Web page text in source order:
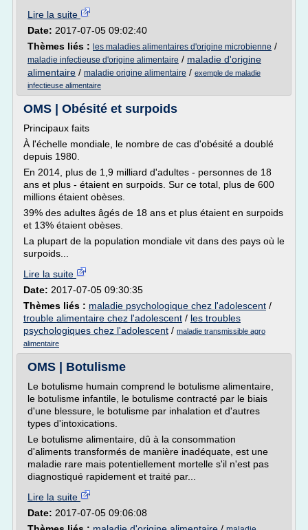
Lire la suite
Date: 2017-07-05 09:02:40
Thèmes liés : les maladies alimentaires d'origine microbienne /
maladie infectieuse d'origine alimentaire / maladie d'origine
alimentaire / maladie origine alimentaire / exemple de maladie
infectieuse alimentaire
OMS | Obésité et surpoids
Principaux faits
À l'échelle mondiale, le nombre de cas d'obésité a doublé
depuis 1980.
En 2014, plus de 1,9 milliard d'adultes - personnes de 18
ans et plus - étaient en surpoids. Sur ce total, plus de 600
millions étaient obèses.
39% des adultes âgés de 18 ans et plus étaient en surpoids
et 13% étaient obèses.
La plupart de la population mondiale vit dans des pays où le
surpoids...
Lire la suite
Date: 2017-07-05 09:30:35
Thèmes liés : maladie psychologique chez l'adolescent /
trouble alimentaire chez l'adolescent / les troubles
psychologiques chez l'adolescent / maladie transmissible agro
alimentaire
OMS | Botulisme
Le botulisme humain comprend le botulisme alimentaire,
le botulisme infantile, le botulisme contracté par le biais
d'une blessure, le botulisme par inhalation et d'autres
types d'intoxications.
Le botulisme alimentaire, dû à la consommation
d'aliments transformés de manière inadéquate, est une
maladie rare mais potentiellement mortelle s'il n'est pas
diagnostiqué rapidement et traité par...
Lire la suite
Date: 2017-07-05 09:06:08